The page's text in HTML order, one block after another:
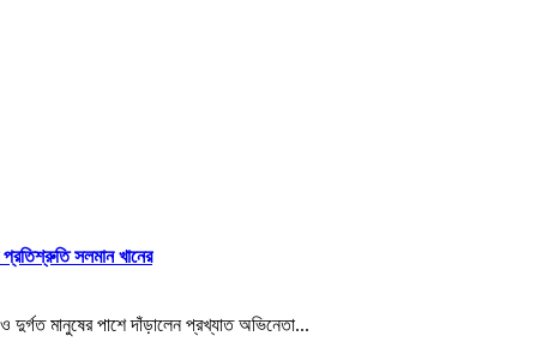
সলমান খানের
মানুষের পাশে দাঁড়ালেন প্রখ্যাত অভিনেতা...